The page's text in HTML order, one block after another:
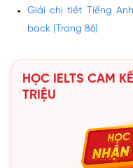
Giải chi tiết Tiếng
back (Trang 86)
HỌC IELTS CAM
TRIỆU